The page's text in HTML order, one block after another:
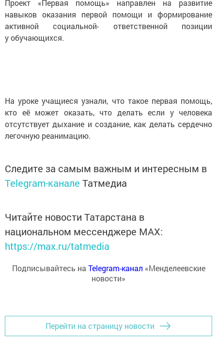
Проект «Первая помощь» направлен на развитие
навыков оказания первой помощи и формирование
активной социальной- ответственной позиции
у обучающихся.
На уроке учащиеся узнали, что такое первая помощь,
кто её может оказать, что делать если у человека
отсутствует дыхание и создание, как делать сердечно
легочную реанимацию.
Следите за самым важным и интересным в
Telegram-канале Татмедиа
Читайте новости Татарстана в
национальном мессенджере MАХ:
https://max.ru/tatmedia
Подписывайтесь на Telegram-канал «Менделеевские
новости»
Перейти на страницу новости